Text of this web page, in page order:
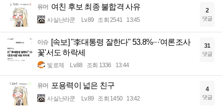
유머 여친 후보 최종 불합격 사유
사실난라쿤 Lv.89 조회 2541 13:45
2
댓글
이슈 [속보] "李대통령 잘한다" 53.8%···'여론조사
꽃'서도 하락세
빛로제 Lv.88 조회 1336 13:44
31
댓글
유머 포용력이 넓은 친구
사실난라쿤 Lv.89 조회 1450 13:42
4
댓글